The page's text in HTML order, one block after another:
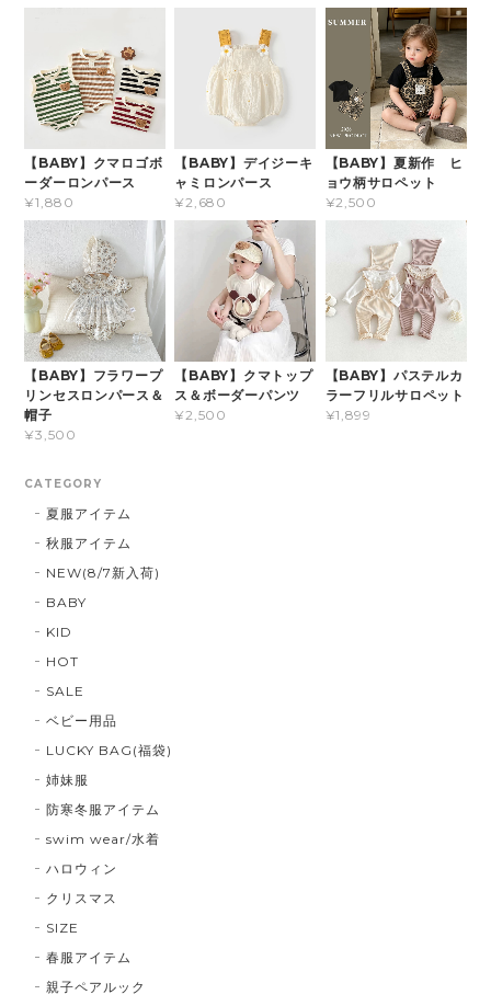
【BABY】クマロゴボ
ーダーロンパース
¥1,880
【BABY】デイジーキ
ャミロンパース
¥2,680
【BABY】夏新作 ヒ
ョウ柄サロペット
¥2,500
【BABY】フラワープ
リンセスロンパース＆
帽子
¥3,500
【BABY】クマトップ
ス＆ボーダーパンツ
¥2,500
【BABY】パステルカ
ラーフリルサロペット
¥1,899
CATEGORY
夏服アイテム
秋服アイテム
NEW(8/7新入荷)
BABY
KID
HOT
SALE
ベビー用品
LUCKY BAG(福袋)
姉妹服
防寒冬服アイテム
swim wear/水着
ハロウィン
クリスマス
SIZE
春服アイテム
親子ペアルック